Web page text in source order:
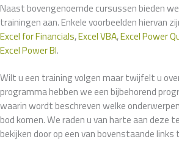
Naast bovengenoemde cursussen bieden
trainingen aan. Enkele voorbeelden hiervan
Excel for Financials,Excel VBA,Excel Power
Excel Power BI.
Wilt u een training volgen maar twijfelt u
programma hebben we een bijbehorend
waarin wordt beschreven welke
bod komen. We raden u van harte aan deze
bekijken door op een van bovenstaande links